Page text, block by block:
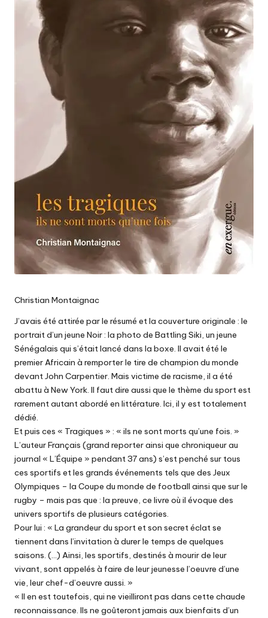
Christian Montaignac
J’avais été attirée par le résumé et la couverture originale : le
portrait d’un jeune Noir : la photo de Battling Siki, un jeune
Sénégalais qui s’était lancé dans la boxe. Il avait été le
premier Africain à remporter le tire de champion du monde
devant John Carpentier. Mais victime de racisme, il a été
abattu à New York. Il faut dire aussi que le thème du sport est
rarement autant abordé en littérature. Ici, il y est totalement
dédié.
Et puis ces « Tragiques » : « ils ne sont morts qu’une fois. »
L’auteur Français (grand reporter ainsi que chroniqueur au
journal « L’Équipe » pendant 37 ans) s’est penché sur tous
ces sportifs et les grands événements tels que des Jeux
Olympiques – la Coupe du monde de football ainsi que sur le
rugby – mais pas que : la preuve, ce livre où il évoque des
univers sportifs de plusieurs catégories.
Pour lui : « La grandeur du sport et son secret éclat se
tiennent dans l’invitation à durer le temps de quelques
saisons. (…) Ainsi, les sportifs, destinés à mourir de leur
vivant, sont appelés à faire de leur jeunesse l’oeuvre d’une
vie, leur chef-d’oeuvre aussi. »
« Il en est toutefois, qui ne vieilliront pas dans cette chaude
reconnaissance. Ils ne goûteront jamais aux bienfaits d’un